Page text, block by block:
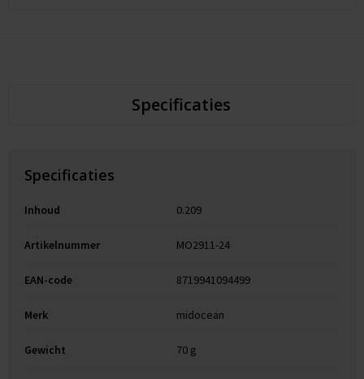
Specificaties
Specificaties
Inhoud 0.209
Artikelnummer MO2911-24
EAN-code 8719941094499
Merk midocean
Gewicht 70 g